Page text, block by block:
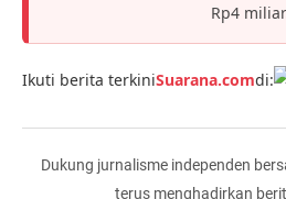
Rp4
Ikuti berita terkiniSuarana.comdi:
Dukung jurnalisme independen
terus menghadirkan